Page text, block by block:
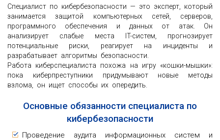
Специалист по кибербезопасности — это эксперт, который
занимается защитой компьютерных сетей, серверов,
программного обеспечения и данных от атак. Он
анализирует слабые места IT-систем, прогнозирует
потенциальные риски, реагирует на инциденты и
разрабатывает алгоритмы безопасности.
Работа киберспециалиста похожа на игру «кошки-мышки»:
пока киберпреступники придумывают новые методы
взлома, он ищет способы их опередить.
Основные обязанности специалиста по
кибербезопасности
Проведение аудита информационных систем и